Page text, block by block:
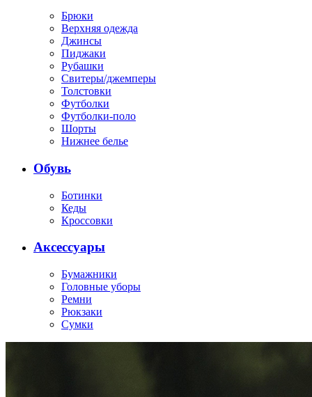
Брюки
Верхняя одежда
Джинсы
Пиджаки
Рубашки
Свитеры/джемперы
Толстовки
Футболки
Футболки-поло
Шорты
Нижнее белье
Обувь
Ботинки
Кеды
Кроссовки
Аксессуары
Бумажники
Головные уборы
Ремни
Рюкзаки
Сумки